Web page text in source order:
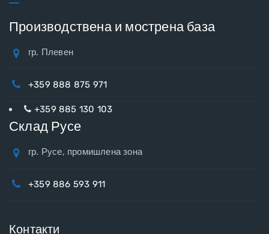
Производствена и мострена база
гр. Плевен
+359 888 875 971
+359 885 130 103
Склад Русе
гр. Русе, промишлена зона
+359 886 593 911
Контакти